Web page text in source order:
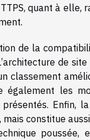
quant à elle,
de la
de site
classement
également les
Enfin,
constitue
poussée,